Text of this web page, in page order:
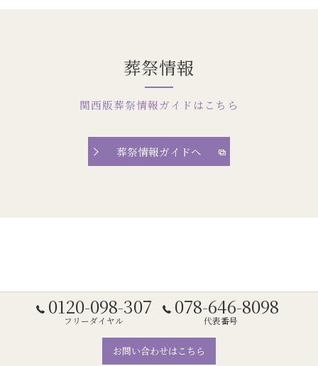
関西版葬祭情報ガイドはこちら
葬祭情報
葬祭情報ガイドへ
0120-098-307
フリーダイヤル
078-646-8098
代表番号
お問い合わせはこちら